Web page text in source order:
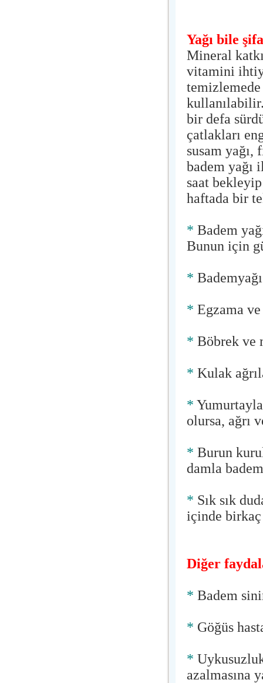
Yağı bile
Mineral
vitamini
temizlemede
bir defa
çatlakları
susam yağı,
badem yağı
saat
haftada bir
* Badem
Bunun için
*
* Egzama ve
* Böbrek ve
* Kulak
*
olursa, ağrı
* Burun
damla
* Sık sık
içinde birkaç
Diğer
* Badem
* Göğüs
*
azalmasına